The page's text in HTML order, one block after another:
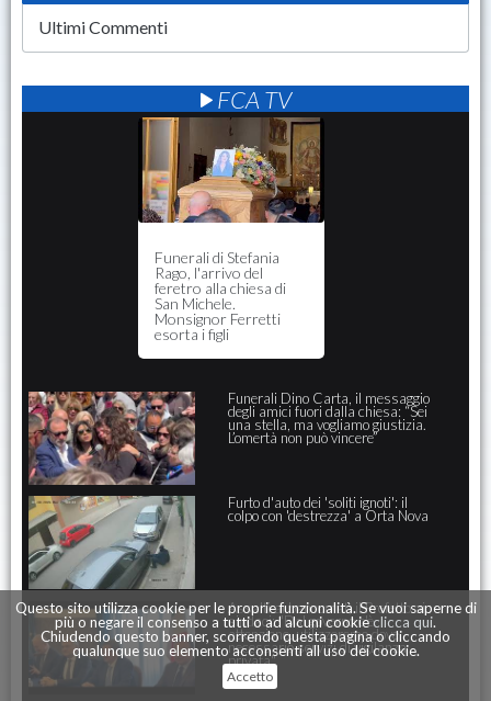
Questo sito utilizza cookie per le proprie funzionalità. Se vuoi saperne di
più o negare il consenso a tutti o ad alcuni cookieclicca qui.
Chiudendo questo banner, scorrendo questa pagina o cliccando
qualunque suo elemento acconsenti all uso dei cookie.
Accetto
Ultimi Commenti
FCA TV
Funerali di Stefania
Rago, l'arrivo del
feretro alla chiesa di
San Michele.
Monsignor Ferretti
esorta i figli
Funerali Dino Carta, il messaggio
degli amici fuori dalla chiesa: “Sei
una stella, ma vogliamo giustizia.
L’omertà non può vincere”
Furto d'auto dei 'soliti ignoti': il
colpo con 'destrezza' a Orta Nova
Assalti ai bancomat, il Prefetto ai
sindaci: "Dal governo c'è
attenzione, utilizzeremo dove
necessario servizi di vigilanza
privata"